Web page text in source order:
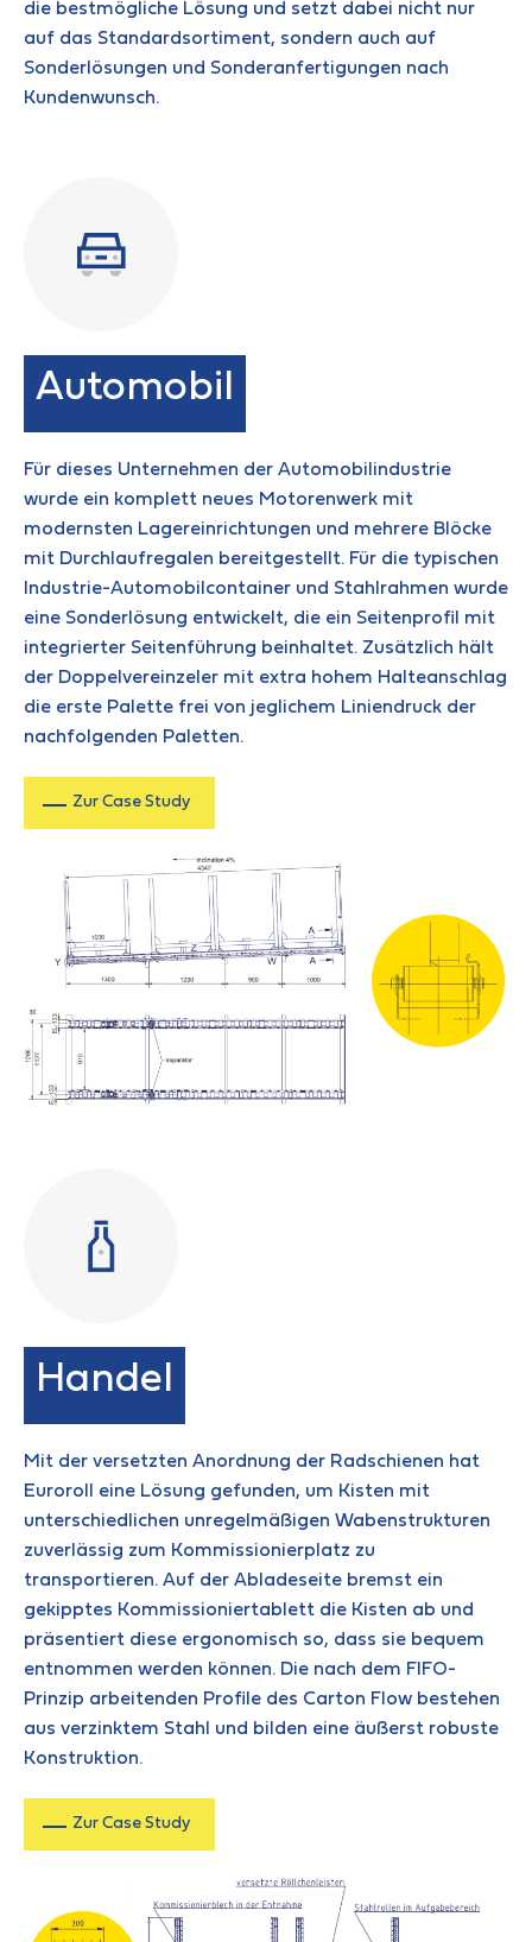
die bestmögliche Lösung und setzt dabei nicht nur
auf das Standardsortiment, sondern auch auf
Sonderlösungen und Sonderanfertigungen nach
Kundenwunsch.
Automobil
Für dieses Unternehmen der Automobilindustrie
wurde ein komplett neues Motorenwerk mit
modernsten Lagereinrichtungen und mehrere Blöcke
mit Durchlaufregalen bereitgestellt. Für die typischen
Industrie-Automobilcontainer und Stahlrahmen wurde
eine Sonderlösung entwickelt, die ein Seitenprofil mit
integrierter Seitenführung beinhaltet. Zusätzlich hält
der Doppelvereinzeler mit extra hohem Halteanschlag
die erste Palette frei von jeglichem Liniendruck der
nachfolgenden Paletten.
Zur Case Study
Handel
Mit der versetzten Anordnung der Radschienen hat
Euroroll eine Lösung gefunden, um Kisten mit
unterschiedlichen unregelmäßigen Wabenstrukturen
zuverlässig zum Kommissionierplatz zu
transportieren. Auf der Abladeseite bremst ein
gekipptes Kommissioniertablett die Kisten ab und
präsentiert diese ergonomisch so, dass sie bequem
entnommen werden können. Die nach dem FIFO-
Prinzip arbeitenden Profile des Carton Flow bestehen
aus verzinktem Stahl und bilden eine äußerst robuste
Konstruktion.
Zur Case Study